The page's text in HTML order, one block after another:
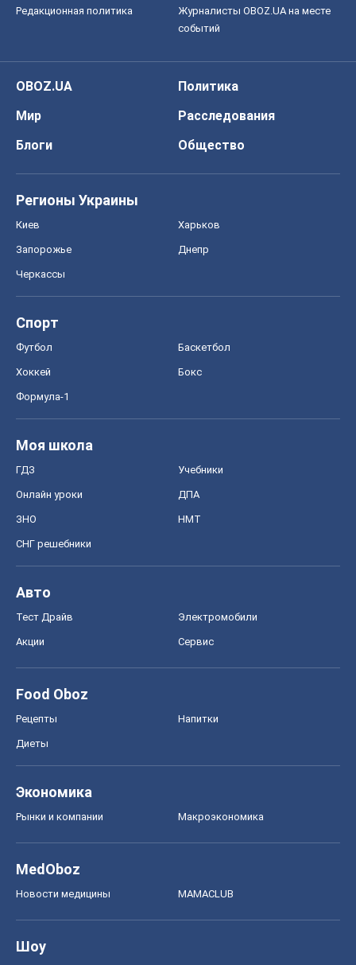
Редакционная политика
Журналисты OBOZ.UA на месте
событий
OBOZ.UA
Политика
Мир
Расследования
Блоги
Общество
Регионы Украины
Киев Харьков
Запорожье Днепр
Черкассы
Спорт
Футбол Баскетбол
Хоккей Бокс
Формула-1
Моя школа
ГДЗ Учебники
Онлайн уроки ДПА
ЗНО НМТ
СНГ решебники
Авто
Тест Драйв Электромобили
Акции Сервис
Food Oboz
Рецепты Напитки
Диеты
Экономика
Рынки и компании Mакроэкономика
MedOboz
Новости медицины MAMACLUB
Шоу